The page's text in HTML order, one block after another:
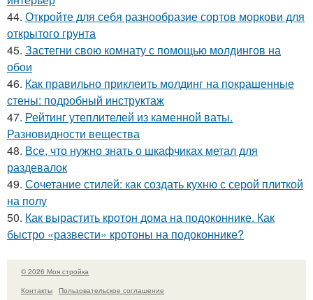
44. Откройте для себя разнообразие сортов моркови для
открытого грунта
45. Застегни свою комнату с помощью молдингов на
обои
46. Как правильно приклеить молдинг на покрашенные
стены: подробный инструктаж
47. Рейтинг утеплителей из каменной ваты.
Разновидности вещества
48. Все, что нужно знать о шкафчиках метал для
раздевалок
49. Сочетание стилей: как создать кухню с серой плиткой
на полу
50. Как вырастить кротон дома на подоконнике. Как
быстро «развести» кротоны на подоконнике?
© 2026 Моя стройка
Контакты
Пользовательское соглашение